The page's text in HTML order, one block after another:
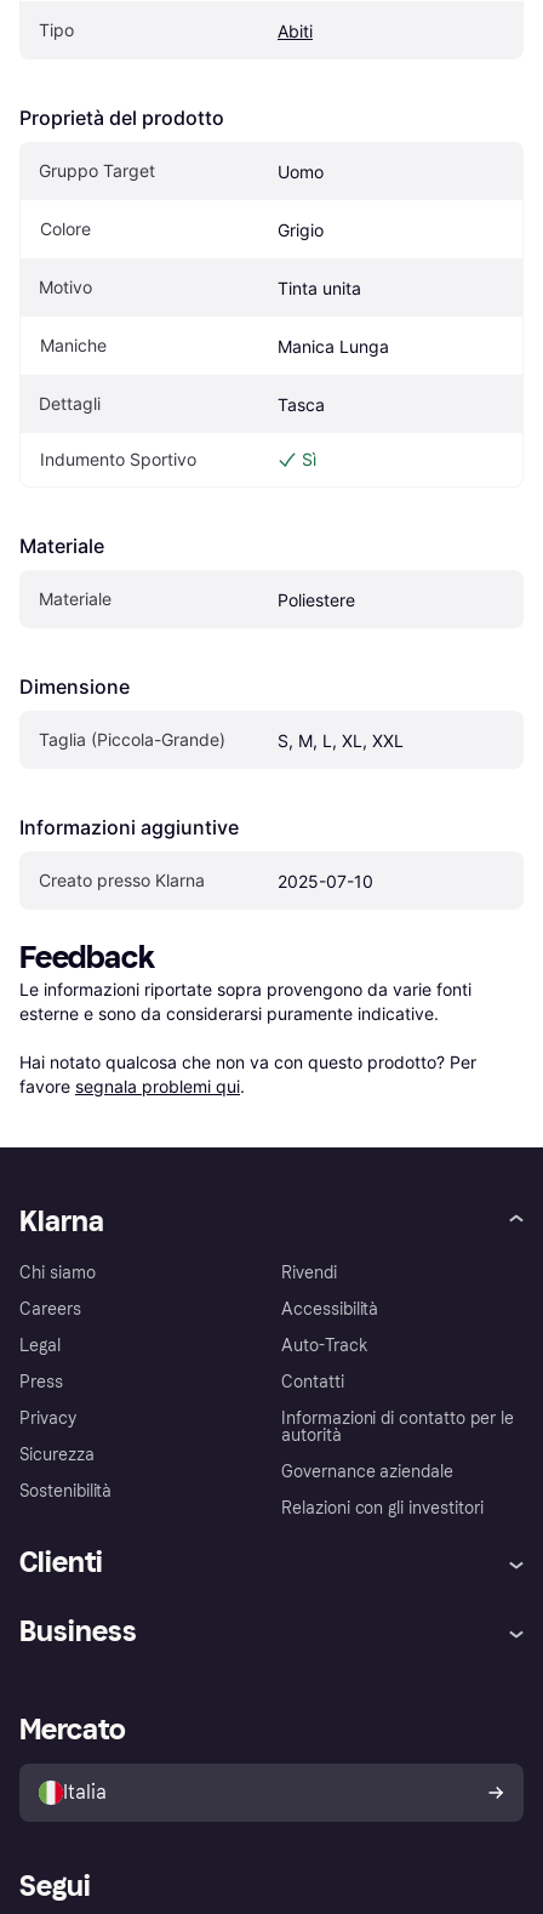
Tipo Abiti
Proprietà del prodotto
Gruppo Target Uomo
Colore Grigio
Motivo Tinta unita
Maniche Manica Lunga
Dettagli Tasca
Indumento Sportivo Sì
Materiale
Materiale Poliestere
Dimensione
Taglia (Piccola-Grande) S, M, L, XL, XXL
Informazioni aggiuntive
Creato presso Klarna 2025-07-10
Feedback
Le informazioni riportate sopra provengono da varie fonti
esterne e sono da considerarsi puramente indicative.
Hai notato qualcosa che non va con questo prodotto? Per
favore segnala problemi qui.
Klarna
Chi siamo
Careers
Legal
Press
Privacy
Sicurezza
Sostenibilità
Rivendi
Accessibilità
Auto-Track
Contatti
Informazioni di contatto per le
autorità
Governance aziendale
Relazioni con gli investitori
Clienti
Assistenza
Esplora i negozi
Politica di protezione
dell'acquirente Klarna
Business
Accesso aziende
Mercato
Italia
Segui